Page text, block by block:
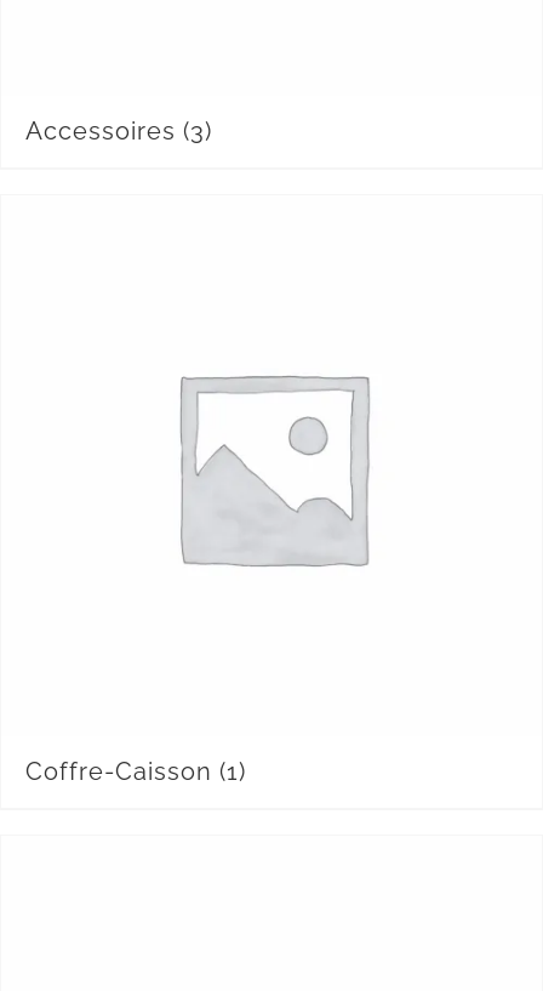
Accessoires (3)
Coffre-Caisson (1)